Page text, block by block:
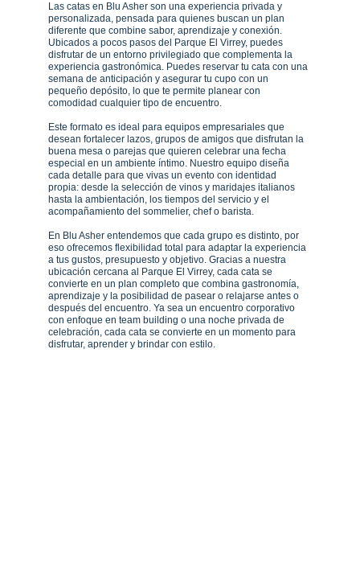
Las catas en Blu Asher son una experiencia privada y
personalizada, pensada para quienes buscan un plan
diferente que combine sabor, aprendizaje y conexión.
Ubicados a pocos pasos del Parque El Virrey, puedes
disfrutar de un entorno privilegiado que complementa la
experiencia gastronómica. Puedes reservar tu cata con una
semana de anticipación y asegurar tu cupo con un
pequeño depósito, lo que te permite planear con
comodidad cualquier tipo de encuentro.
Este formato es ideal para equipos empresariales que
desean fortalecer lazos, grupos de amigos que disfrutan la
buena mesa o parejas que quieren celebrar una fecha
especial en un ambiente íntimo. Nuestro equipo diseña
cada detalle para que vivas un evento con identidad
propia: desde la selección de vinos y maridajes italianos
hasta la ambientación, los tiempos del servicio y el
acompañamiento del sommelier, chef o barista.
En Blu Asher entendemos que cada grupo es distinto, por
eso ofrecemos flexibilidad total para adaptar la experiencia
a tus gustos, presupuesto y objetivo. Gracias a nuestra
ubicación cercana al Parque El Virrey, cada cata se
convierte en un plan completo que combina gastronomía,
aprendizaje y la posibilidad de pasear o relajarse antes o
después del encuentro. Ya sea un encuentro corporativo
con enfoque en team building o una noche privada de
celebración, cada cata se convierte en un momento para
disfrutar, aprender y brindar con estilo.